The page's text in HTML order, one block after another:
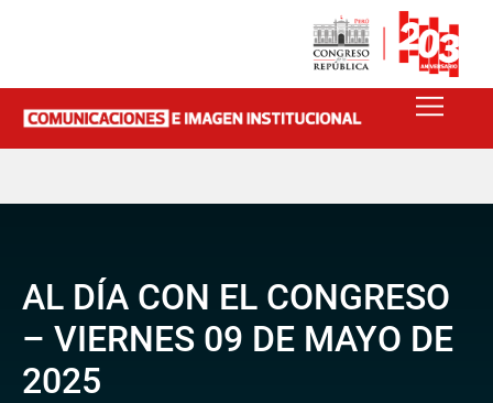
AL DÍA CON EL CONGRESO
– VIERNES 09 DE MAYO DE
2025